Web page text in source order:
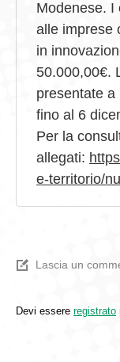
Modenese. I
alle imprese
in
50.000,00€.
presentate
fino al 6
Per la
allegati:
e-territorio/
Lascia un
Devi essere registrato